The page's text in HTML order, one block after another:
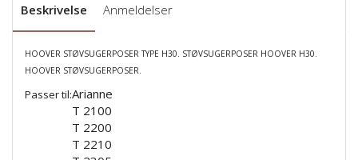
Beskrivelse Anmeldelser
HOOVER STØVSUGERPOSER TYPE H30. STØVSUGERPOSER HOOVER H30.
HOOVER STØVSUGERPOSER.
Passer til:Arianne
T 2100
T 2200
T 2210